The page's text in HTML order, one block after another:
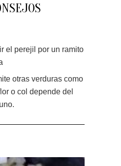
el perejil por un ramito
otras verduras como
o col depende del